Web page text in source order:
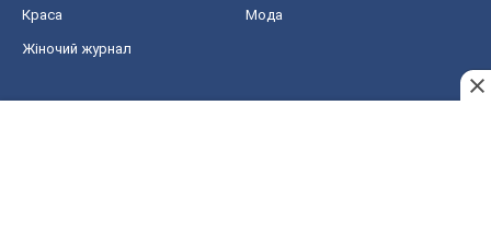
Краса Мода
Жіночий журнал